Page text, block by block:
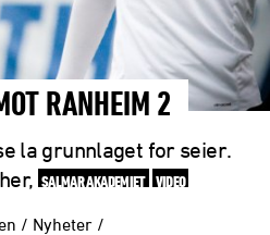
RANHEIM 2
la grunnlaget for seier.
SALMAR AKADEMIET VIDEO
/ Nyheter /